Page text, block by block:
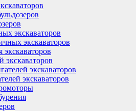
экскаваторов
экскаваторов
экскаваторов
экскаваторов
экскаваторов